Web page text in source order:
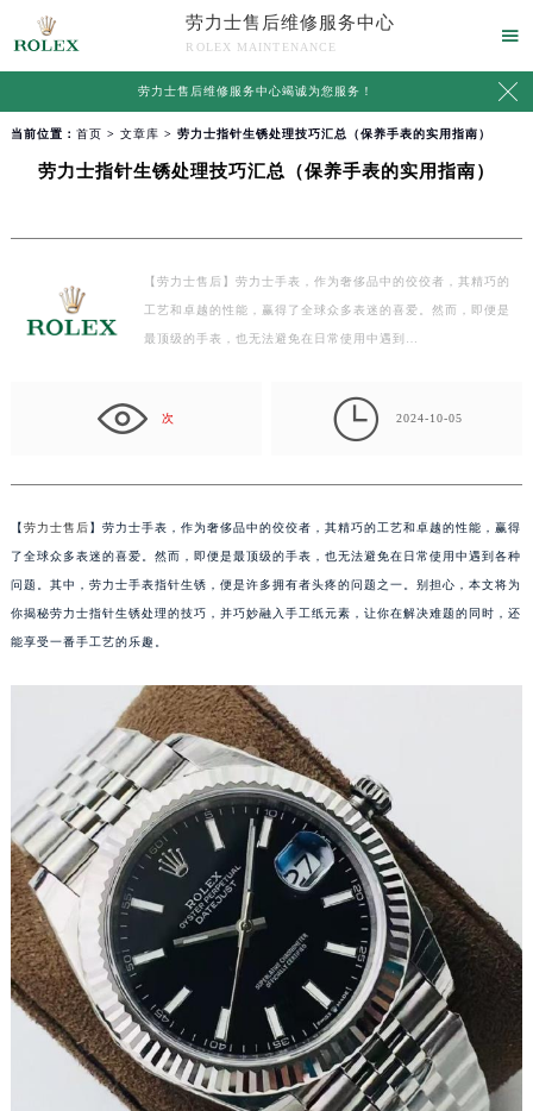
劳力士售后维修服务中心
ROLEX MAINTENANCE

劳力士售后维修服务中心竭诚为您服务！ 
当前位置： 首页 > 文章库 > 劳力士指针生锈处理技巧汇总（保养手表的实用指南）
劳力士指针生锈处理技巧汇总（保养手表的实用指南）
【劳力士售后】劳力士手表，作为奢侈品中的佼佼者，其精巧的
工艺和卓越的性能，赢得了全球众多表迷的喜爱。然而，即便是
最顶级的手表，也无法避免在日常使用中遇到…
次  2024-10-05
【劳力士售后】劳力士手表，作为奢侈品中的佼佼者，其精巧的工艺和卓越的性能，赢得
了全球众多表迷的喜爱。然而，即便是最顶级的手表，也无法避免在日常使用中遇到各种
问题。其中，劳力士手表指针生锈，便是许多拥有者头疼的问题之一。别担心，本文将为
你揭秘劳力士指针生锈处理的技巧，并巧妙融入手工纸元素，让你在解决难题的同时，还
能享受一番手工艺的乐趣。